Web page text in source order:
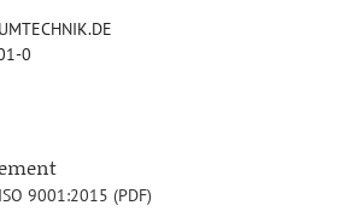
0
9001:2015 (PDF)